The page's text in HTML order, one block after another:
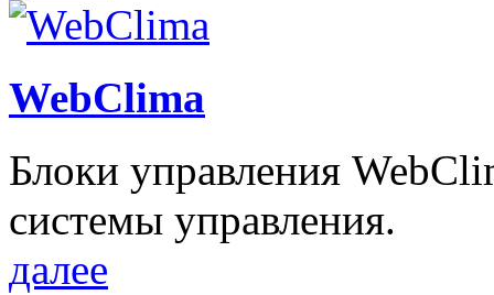
WebClima
Блоки упрaвлeния
системы управления.
далее